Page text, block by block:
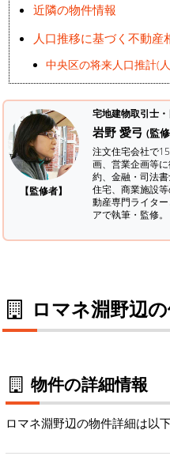
近隣の物件情報
人口推移に基づく不動産
中央区の将来人口推計(
【監修者】
宅地建物取引士
岩野 愛弓 (監
注文住宅会社で
画、営業企画等
約、金融・司法書
住宅、商業施設
動産専門ライタ
アで執筆・監修。
ロマネ淵野辺
物件の詳細情報
ロマネ淵野辺の物件詳細は以